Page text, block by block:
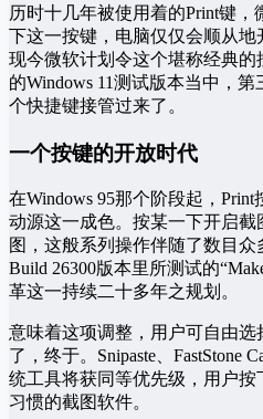
历时十几年被使用着的Print键
下这一按键，电脑仅仅会顺从
现今微软计划令这个堪称经典的
的Windows 11测试版本当中，
个快捷键接管过来了。
一个按键的开放时代
在Windows 95那个阶段起，
动源这一成色。按某一下开启
图，这般系列操作伴随了数目
Build 26300版本里所测试的
革这一持续二十多年之规划。
意味着这项调整，用户可自由
了，终于。Snipaste、FastStone
统工具将获同等优先级，用户按
习惯的截图软件。